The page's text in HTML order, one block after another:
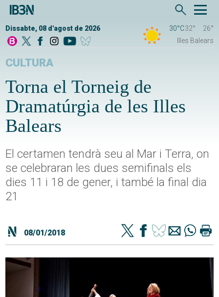
Dissabte, 08 d'agost de 2026 30°C32°
26°
Illes Balears
CULTURA
Torna el Torneig de
Dramatúrgia de les Illes
Balears
El certamen tendrà seu al Mar i Terra, on
se celebraran les dues semifinals els
dies 11 i 18 de gener, i també la final dia
21
08/01/2018